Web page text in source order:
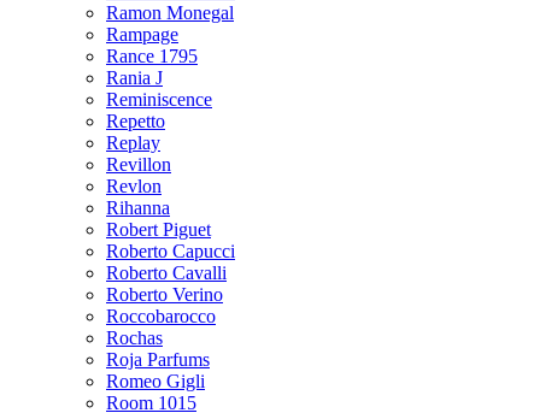
Ramon Monegal
Rampage
Rance 1795
Rania J
Reminiscence
Repetto
Replay
Revillon
Revlon
Rihanna
Robert Piguet
Roberto Capucci
Roberto Cavalli
Roberto Verino
Roccobarocco
Rochas
Roja Parfums
Romeo Gigli
Room 1015